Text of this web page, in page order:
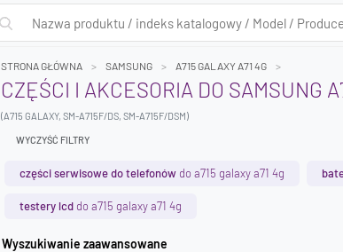
STRONA GŁÓWNA SAMSUNG A715 GALAXY A71 4G
CZĘŚCI I AKCESORIA DO SAMSUNG
(A715 GALAXY, SM-A715F/DS, SM-A715F/DSM)
WYCZYŚĆ FILTRY
części serwisowe do telefonów do a715 galaxy a71 4g
testery lcd do a715 galaxy a71 4g
Wyszukiwanie zaawansowane